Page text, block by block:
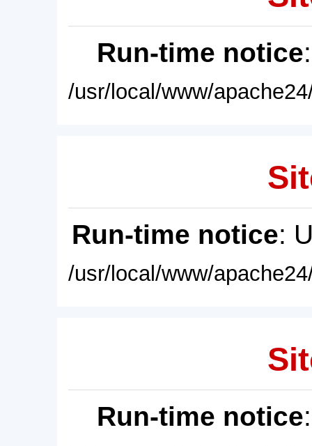
Run-time notice
/usr/local/www/
Run-time notice:
/usr/local/www/
Run-time notice